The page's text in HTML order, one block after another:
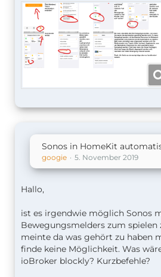
Sonos in HomeKit
googie 5. November 2019
Hallo,
ist es irgendwie möglich Sonos
Bewegungsmelders zum spielen
meinte da was gehört zu haben
finde keine Möglichkeit. Was
ioBroker blockly? Kurzbefehle?